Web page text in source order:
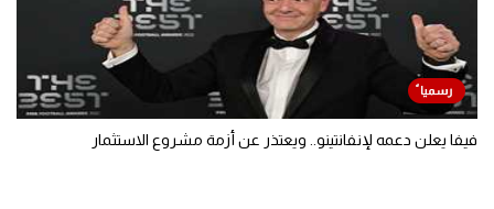
فيفا يعلن دعمه لإنفانتينو.. ويعتذر عن أزمة مشروع الاستثمار